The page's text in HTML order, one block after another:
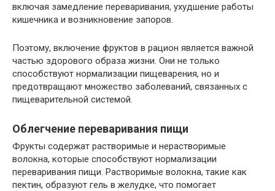
включая замедление переваривания, ухудшение работы
кишечника и возникновение запоров.
Поэтому, включение фруктов в рацион является важной
частью здорового образа жизни. Они не только
способствуют нормализации пищеварения, но и
предотвращают множество заболеваний, связанных с
пищеварительной системой.
Облегчение переваривания пищи
Фрукты содержат растворимые и нерастворимые
волокна, которые способствуют нормализации
переваривания пищи. Растворимые волокна, такие как
пектин, образуют гель в желудке, что помогает